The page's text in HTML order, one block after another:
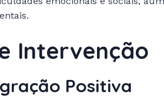
Intervenção
Positiva